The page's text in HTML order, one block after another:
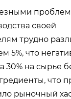
своей
трудно
5%, что
30% на сырье
что
рыночный